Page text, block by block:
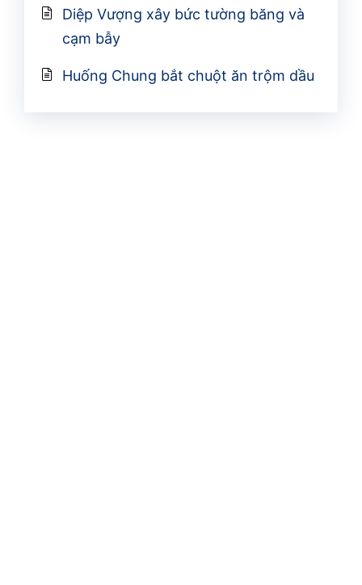
Diệp Vượng xây bức tường băng và
cạm bẫy
Huống Chung bắt chuột ăn trộm dầu